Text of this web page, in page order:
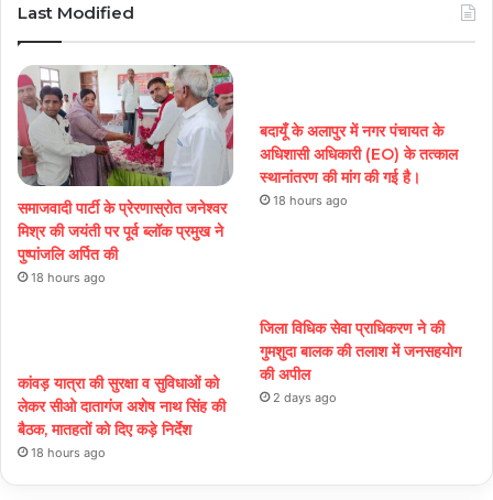
Last Modified
समाजवादी पार्टी के प्रेरणास्रोत जनेश्वर
मिश्र की जयंती पर पूर्व ब्लॉक प्रमुख ने
पुष्पांजलि अर्पित की
18 hours ago
बदायूँ के अलापुर में नगर पंचायत के
अधिशासी अधिकारी (EO) के तत्काल
स्थानांतरण की मांग की गई है।
18 hours ago
कांवड़ यात्रा की सुरक्षा व सुविधाओं को
लेकर सीओ दातागंज अशेष नाथ सिंह की
बैठक, मातहतों को दिए कड़े निर्देश
18 hours ago
जिला विधिक सेवा प्राधिकरण ने की
गुमशुदा बालक की तलाश में जनसहयोग
की अपील
2 days ago